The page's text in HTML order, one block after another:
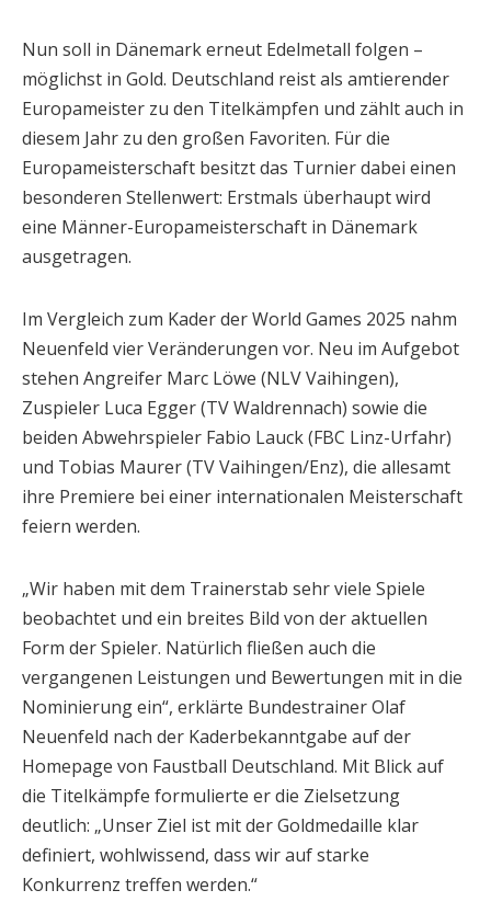
Nun soll in Dänemark erneut Edelmetall folgen –
möglichst in Gold. Deutschland reist als amtierender
Europameister zu den Titelkämpfen und zählt auch in
diesem Jahr zu den großen Favoriten. Für die
Europameisterschaft besitzt das Turnier dabei einen
besonderen Stellenwert: Erstmals überhaupt wird
eine Männer-Europameisterschaft in Dänemark
ausgetragen.
Im Vergleich zum Kader der World Games 2025 nahm
Neuenfeld vier Veränderungen vor. Neu im Aufgebot
stehen Angreifer Marc Löwe (NLV Vaihingen),
Zuspieler Luca Egger (TV Waldrennach) sowie die
beiden Abwehrspieler Fabio Lauck (FBC Linz-Urfahr)
und Tobias Maurer (TV Vaihingen/Enz), die allesamt
ihre Premiere bei einer internationalen Meisterschaft
feiern werden.
„Wir haben mit dem Trainerstab sehr viele Spiele
beobachtet und ein breites Bild von der aktuellen
Form der Spieler. Natürlich fließen auch die
vergangenen Leistungen und Bewertungen mit in die
Nominierung ein“, erklärte Bundestrainer Olaf
Neuenfeld nach der Kaderbekanntgabe auf der
Homepage von Faustball Deutschland. Mit Blick auf
die Titelkämpfe formulierte er die Zielsetzung
deutlich: „Unser Ziel ist mit der Goldmedaille klar
definiert, wohlwissend, dass wir auf starke
Konkurrenz treffen werden.“